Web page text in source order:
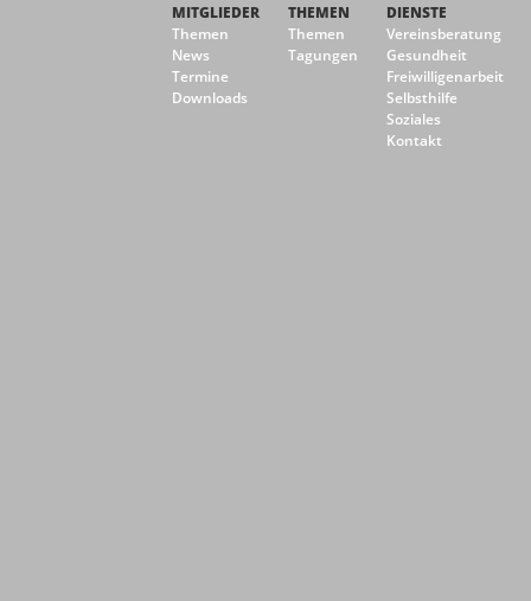
MITGLIEDER
Themen
News
Termine
Downloads
THEMEN
Themen
Tagungen
DIENSTE
Vereinsberatung
Gesundheit
Freiwilligenarbeit
Selbsthilfe
Soziales
Kontakt